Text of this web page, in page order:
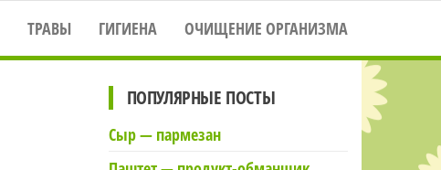
ТРАВЫ ГИГИЕНА ОЧИЩЕНИЕ ОРГАНИЗМА
ПОПУЛЯРНЫЕ ПОСТЫ
Сыр — пармезан